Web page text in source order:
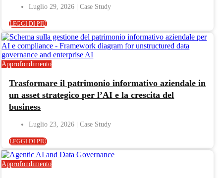
Luglio 29, 2026
LEGGI DI PIÙ
Approfondimento
Trasformare il patrimonio informativo aziendale in
un asset strategico per l’AI e la crescita del
business
Luglio 23, 2026
LEGGI DI PIÙ
Approfondimento